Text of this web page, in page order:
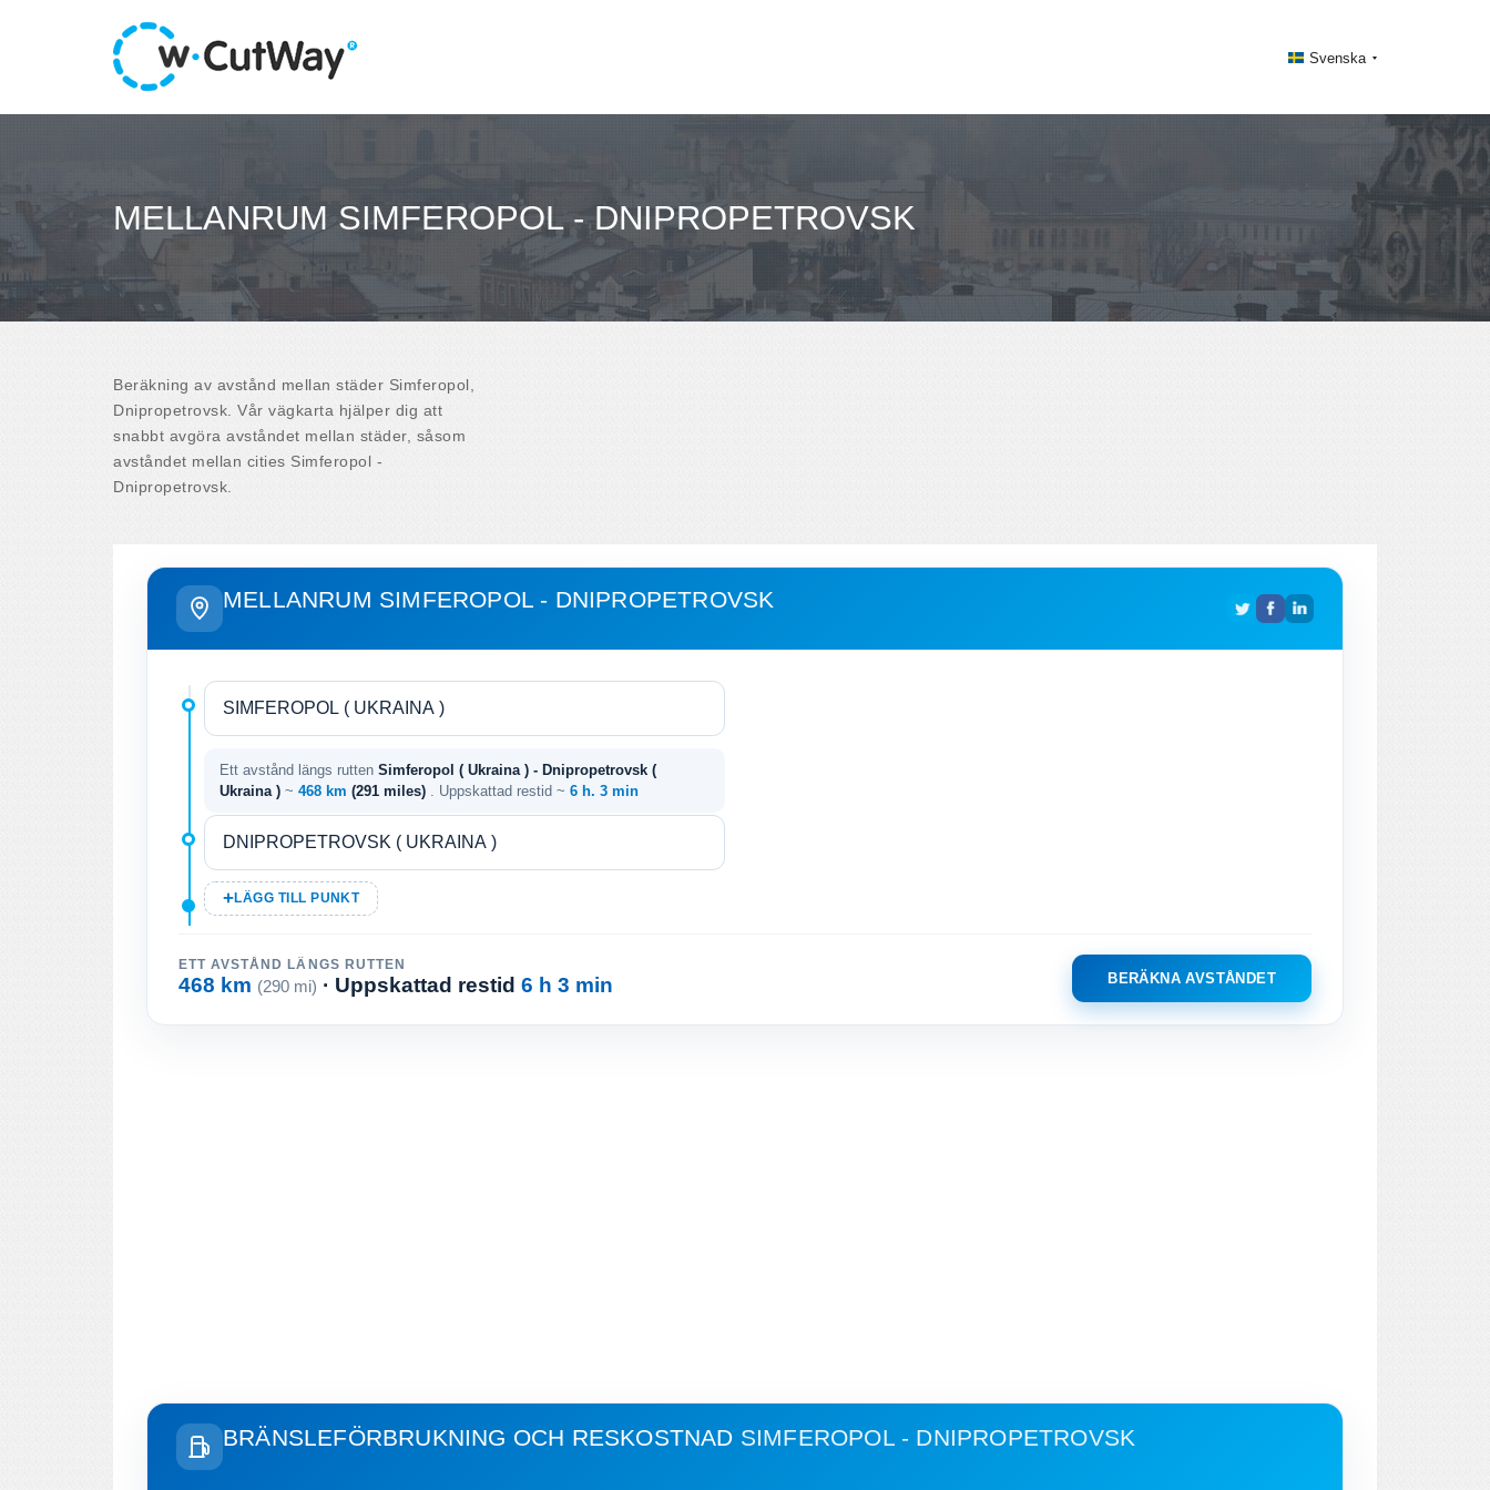
Svenska
MELLANRUM SIMFEROPOL - DNIPROPETROVSK
Beräkning av avstånd mellan städer Simferopol,
Dnipropetrovsk. Vår vägkarta hjälper dig att
snabbt avgöra avståndet mellan städer, såsom
avståndet mellan cities Simferopol -
Dnipropetrovsk.
MELLANRUM SIMFEROPOL - DNIPROPETROVSK
Ett avstånd längs rutten Simferopol ( Ukraina ) - Dnipropetrovsk (
Ukraina ) ~ 468 km (291 miles) . Uppskattad restid ~ 6 h. 3 min
LÄGG TILL PUNKT
ETT AVSTÅND LÄNGS RUTTEN
468 km (290 mi) · Uppskattad restid 6 h 3 min BERÄKNA AVSTÅNDET
BRÄNSLEFÖRBRUKNING OCH RESKOSTNAD SIMFEROPOL - DNIPROPETROVSK